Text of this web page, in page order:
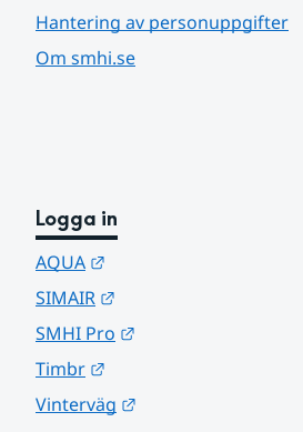
Hantering av personuppgifter
Om smhi.se
Logga in
AQUA
SIMAIR
SMHI Pro
Timbr
Vinterväg